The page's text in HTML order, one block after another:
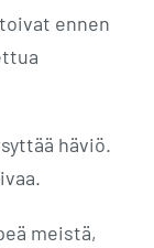
ennen
häviö.
meistä,